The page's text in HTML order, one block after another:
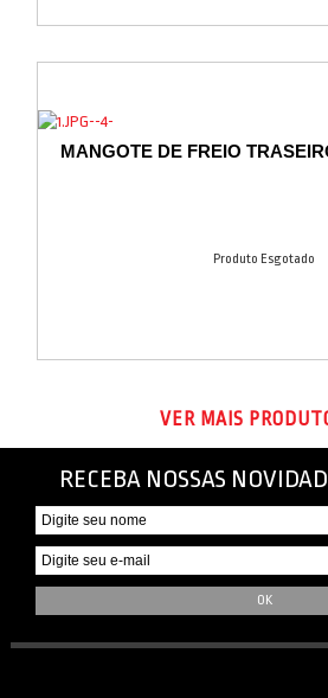
MANGOTE DE FREIO
Produto Esgotado
VER MAIS
RECEBA NOSSAS